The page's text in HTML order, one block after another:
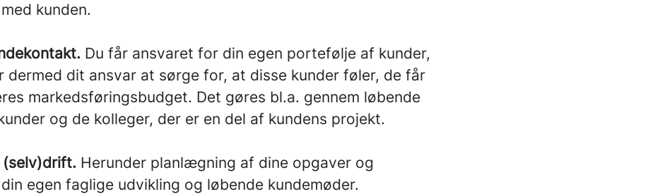
kunden.
Du får ansvaret for din egen portefølje af kunder,
dermed dit ansvar at sørge for, at disse kunder føler, de får
markedsføringsbudget. Det gøres bl.a. gennem løbende
og de kolleger, der er en del af kundens projekt.
(selv)drift. Herunder planlægning af dine opgaver og
egen faglige udvikling og løbende kundemøder.